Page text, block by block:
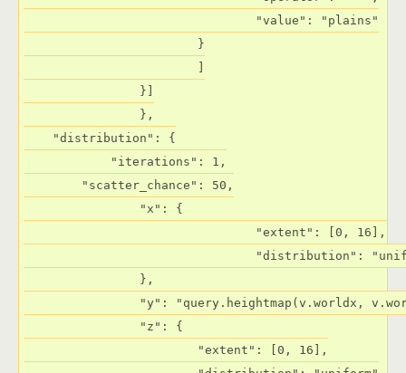
    "distribution": {
        "scatter_chance": 50,